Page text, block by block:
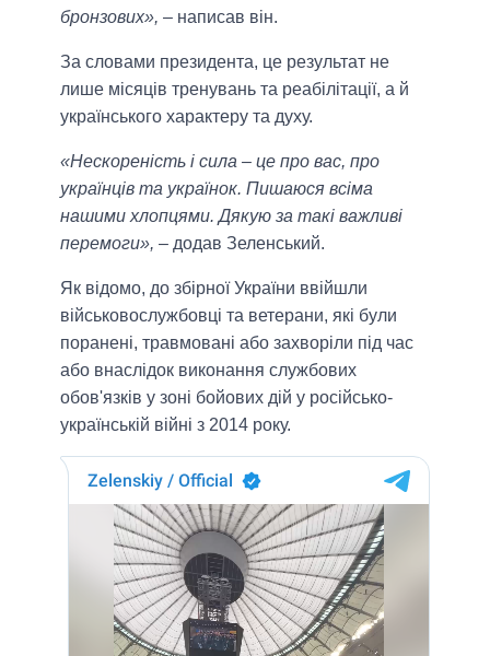
бронзових», – написав він.
За словами президента, це результат не
лише місяців тренувань та реабілітації, а й
українського характеру та духу.
«Нескореність і сила – це про вас, про
українців та українок. Пишаюся всіма
нашими хлопцями. Дякую за такі важливі
перемоги», – додав Зеленський.
Як відомо, до збірної України ввійшли
військовослужбовці та ветерани, які були
поранені, травмовані або захворіли під час
або внаслідок виконання службових
обов'язків у зоні бойових дій у російсько-
українській війні з 2014 року.